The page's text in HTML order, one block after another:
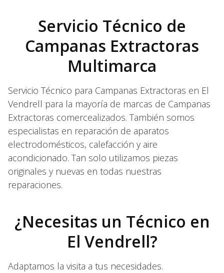
Servicio Técnico de
Campanas Extractoras
Multimarca
Servicio Técnico para Campanas Extractoras en El
Vendrell para la mayoría de marcas de Campanas
Extractoras comercealizados. También somos
especialistas en reparación de aparatos
electrodomésticos, calefacción y aire
acondicionado. Tan solo utilizamos piezas
originales y nuevas en todas nuestras
reparaciones.
¿Necesitas un Técnico en
El Vendrell?
Adaptamos la visita a tus necesidades.